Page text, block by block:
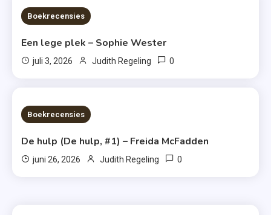
6 MINS READ
Boekrecensies
Een lege plek – Sophie Wester
juli 3, 2026 Judith Regeling 0
7 MINS READ
Boekrecensies
De hulp (De hulp, #1) – Freida McFadden
juni 26, 2026 Judith Regeling 0